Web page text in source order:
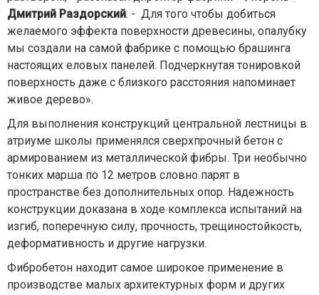
Дмитрий Раздорский. - Для того чтобы добиться
желаемого эффекта поверхности древесины, опалубку
мы создали на самой фабрике с помощью брашинга
настоящих еловых панелей. Подчеркнутая тонировкой
поверхность даже с близкого расстояния напоминает
живое дерево».
Для выполнения конструкций центральной лестницы в
атриуме школы применялся сверхпрочный бетон с
армированием из металлической фибры. Три необычно
тонких марша по 12 метров словно парят в
пространстве без дополнительных опор. Надежность
конструкции доказана в ходе комплекса испытаний на
изгиб, поперечную силу, прочность, трещиностойкость,
деформативность и другие нагрузки.
Фибробетон находит самое широкое применение в
производстве малых архитектурных форм и других